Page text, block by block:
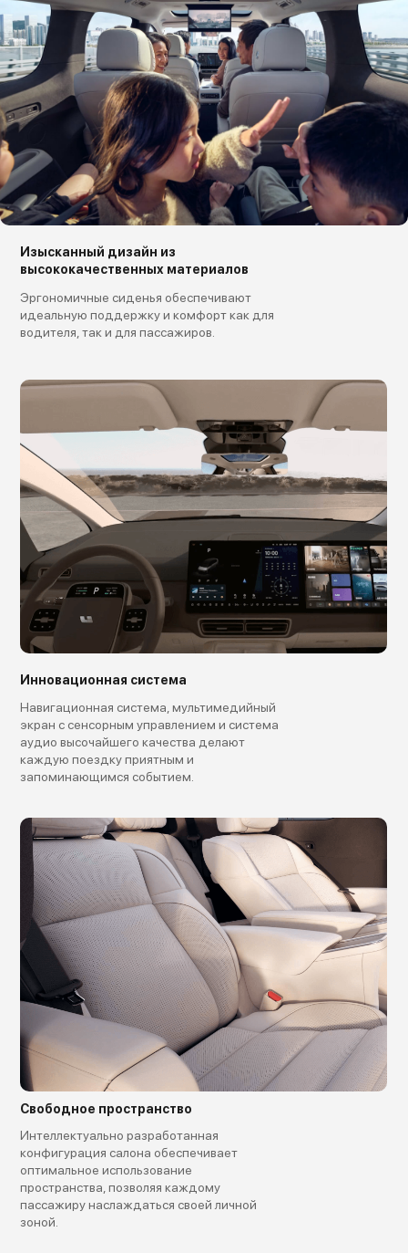
Изысканный дизайн из
высококачественных материалов
Эргономичные сиденья обеспечивают
идеальную поддержку и комфорт как для
водителя, так и для пассажиров.
Инновационная система
Свободное пространство
Навигационная система, мультимедийный
экран с сенсорным управлением и система
аудио высочайшего качества делают
каждую поездку приятным и
запоминающимся событием.
Интеллектуально разработанная
конфигурация салона обеспечивает
оптимальное использование
пространства, позволяя каждому
пассажиру наслаждаться своей личной
зоной.